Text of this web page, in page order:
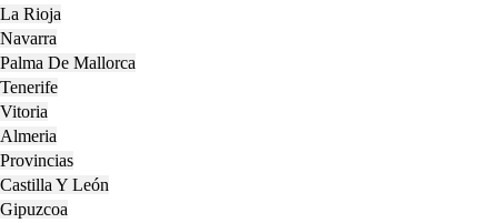
La Rioja
Navarra
Palma De Mallorca
Tenerife
Vitoria
Almeria
Provincias
Castilla Y León
Gipuzcoa